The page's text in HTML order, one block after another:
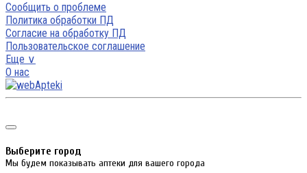
Сообщить о проблеме
Политика обработки ПД
Согласие на обработку ПД
Пользовательское соглашение
Еще ∨
О нас
Выберите город
Мы будем показывать аптеки для вашего города